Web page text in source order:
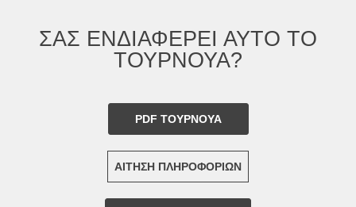
ΣΑΣ ΕΝΔΙΑΦΕΡΕΙ ΑΥΤΟ ΤΟ
ΤΟΥΡΝΟΥΑ?
PDF ΤΟΥΡΝΟΥΑ
ΑΙΤΗΣΗ ΠΛΗΡΟΦΟΡΙΩΝ